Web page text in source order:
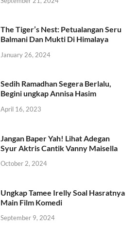
The Tiger’s Nest: Petualangan Seru
Balmani Dan Mukti Di Himalaya
January 26, 2024
Sedih Ramadhan Segera Berlalu,
Begini ungkap Annisa Hasim
April 16, 2023
Jangan Baper Yah! Lihat Adegan
Syur Aktris Cantik Vanny Maisella
October 2, 2024
Ungkap Tamee Irelly Soal Hasratnya
Main Film Komedi
September 9, 2024